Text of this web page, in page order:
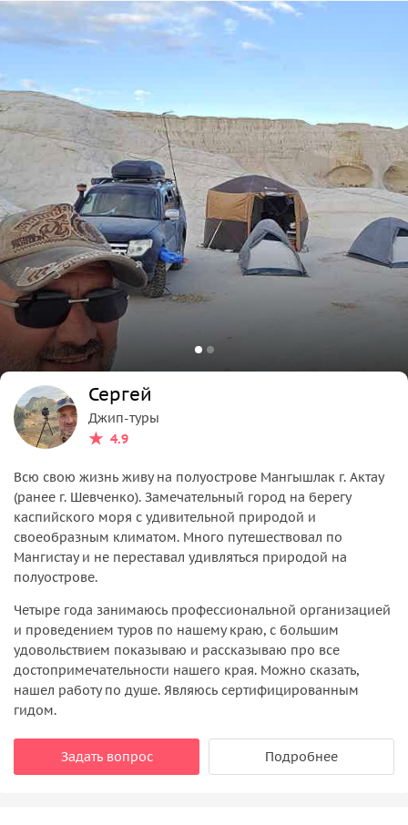
Сергей
Джип-туры
4.9
Всю свою жизнь живу на полуострове Мангышлак г. Актау
(ранее г. Шевченко). Замечательный город на берегу
каспийского моря с удивительной природой и
своеобразным климатом. Много путешествовал по
Мангистау и не переставал удивляться природой на
полуострове.
Четыре года занимаюсь профессиональной организацией
и проведением туров по нашему краю, с большим
удовольствием показываю и рассказываю про все
достопримечательности нашего края. Можно сказать,
нашел работу по душе. Являюсь сертифицированным
гидом.
Задать вопрос Подробнее